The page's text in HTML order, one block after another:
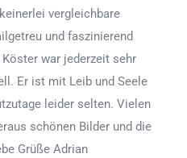
vergleichbare
und faszinierend
war jederzeit sehr
Er ist mit Leib und Seele
leider selten. Vielen
schönen Bilder und die
Grüße Adrian